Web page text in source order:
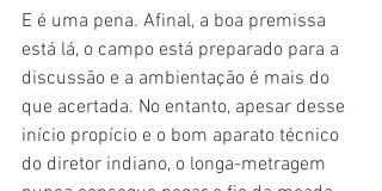
E é uma pena. Afinal, a boa premissa
está lá, o campo está preparado para a
discussão e a ambientação é mais do
que acertada. No entanto, apesar desse
início propício e o bom aparato técnico
do diretor indiano, o longa-metragem